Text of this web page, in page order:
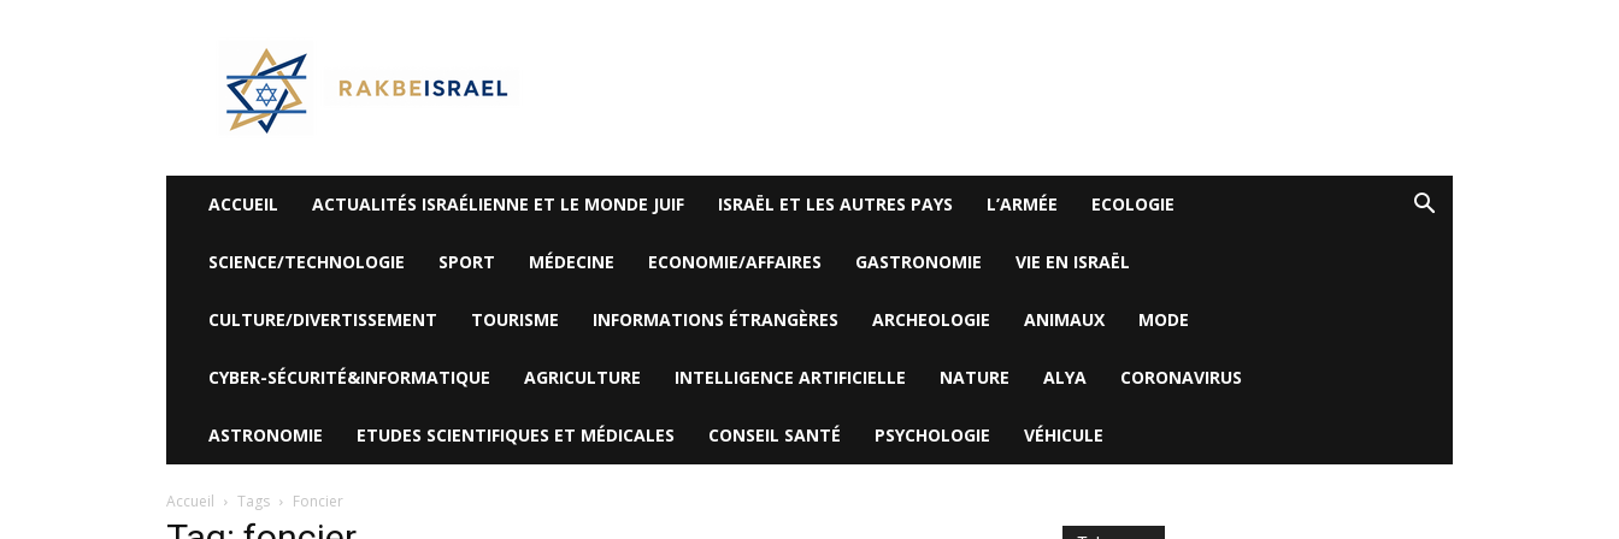
Rak
Be
Israel-
Alyaexpress-
News
ACCUEIL ACTUALITÉS ISRAÉLIENNE ET LE MONDE JUIF ISRAËL ET LES AUTRES PAYS L’ARMÉE ECOLOGIE
SCIENCE/TECHNOLOGIE SPORT MÉDECINE ECONOMIE/AFFAIRES GASTRONOMIE VIE EN ISRAËL
CULTURE/DIVERTISSEMENT TOURISME INFORMATIONS ÉTRANGÈRES ARCHEOLOGIE ANIMAUX MODE
CYBER-SÉCURITÉ&INFORMATIQUE AGRICULTURE INTELLIGENCE ARTIFICIELLE NATURE ALYA CORONAVIRUS
ASTRONOMIE ETUDES SCIENTIFIQUES ET MÉDICALES CONSEIL SANTÉ PSYCHOLOGIE VÉHICULE
Accueil Tags Foncier